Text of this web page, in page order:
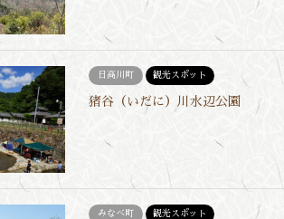
日高川町 観光スポット
猪谷（いだに）川水辺公園
みなべ町 観光スポット